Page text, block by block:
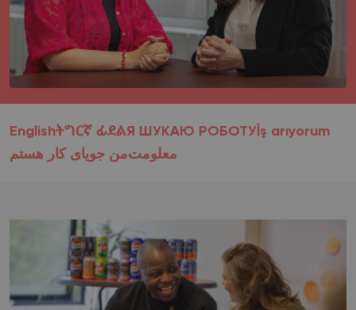
Englishትግርኛ ፊደልЯ ШУКАЮ РОБОТУ İş arıyorum
من جویای کار هستممعلومت